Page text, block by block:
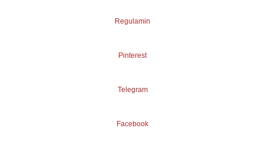
Regulamin
Pinterest
Telegram
Facebook